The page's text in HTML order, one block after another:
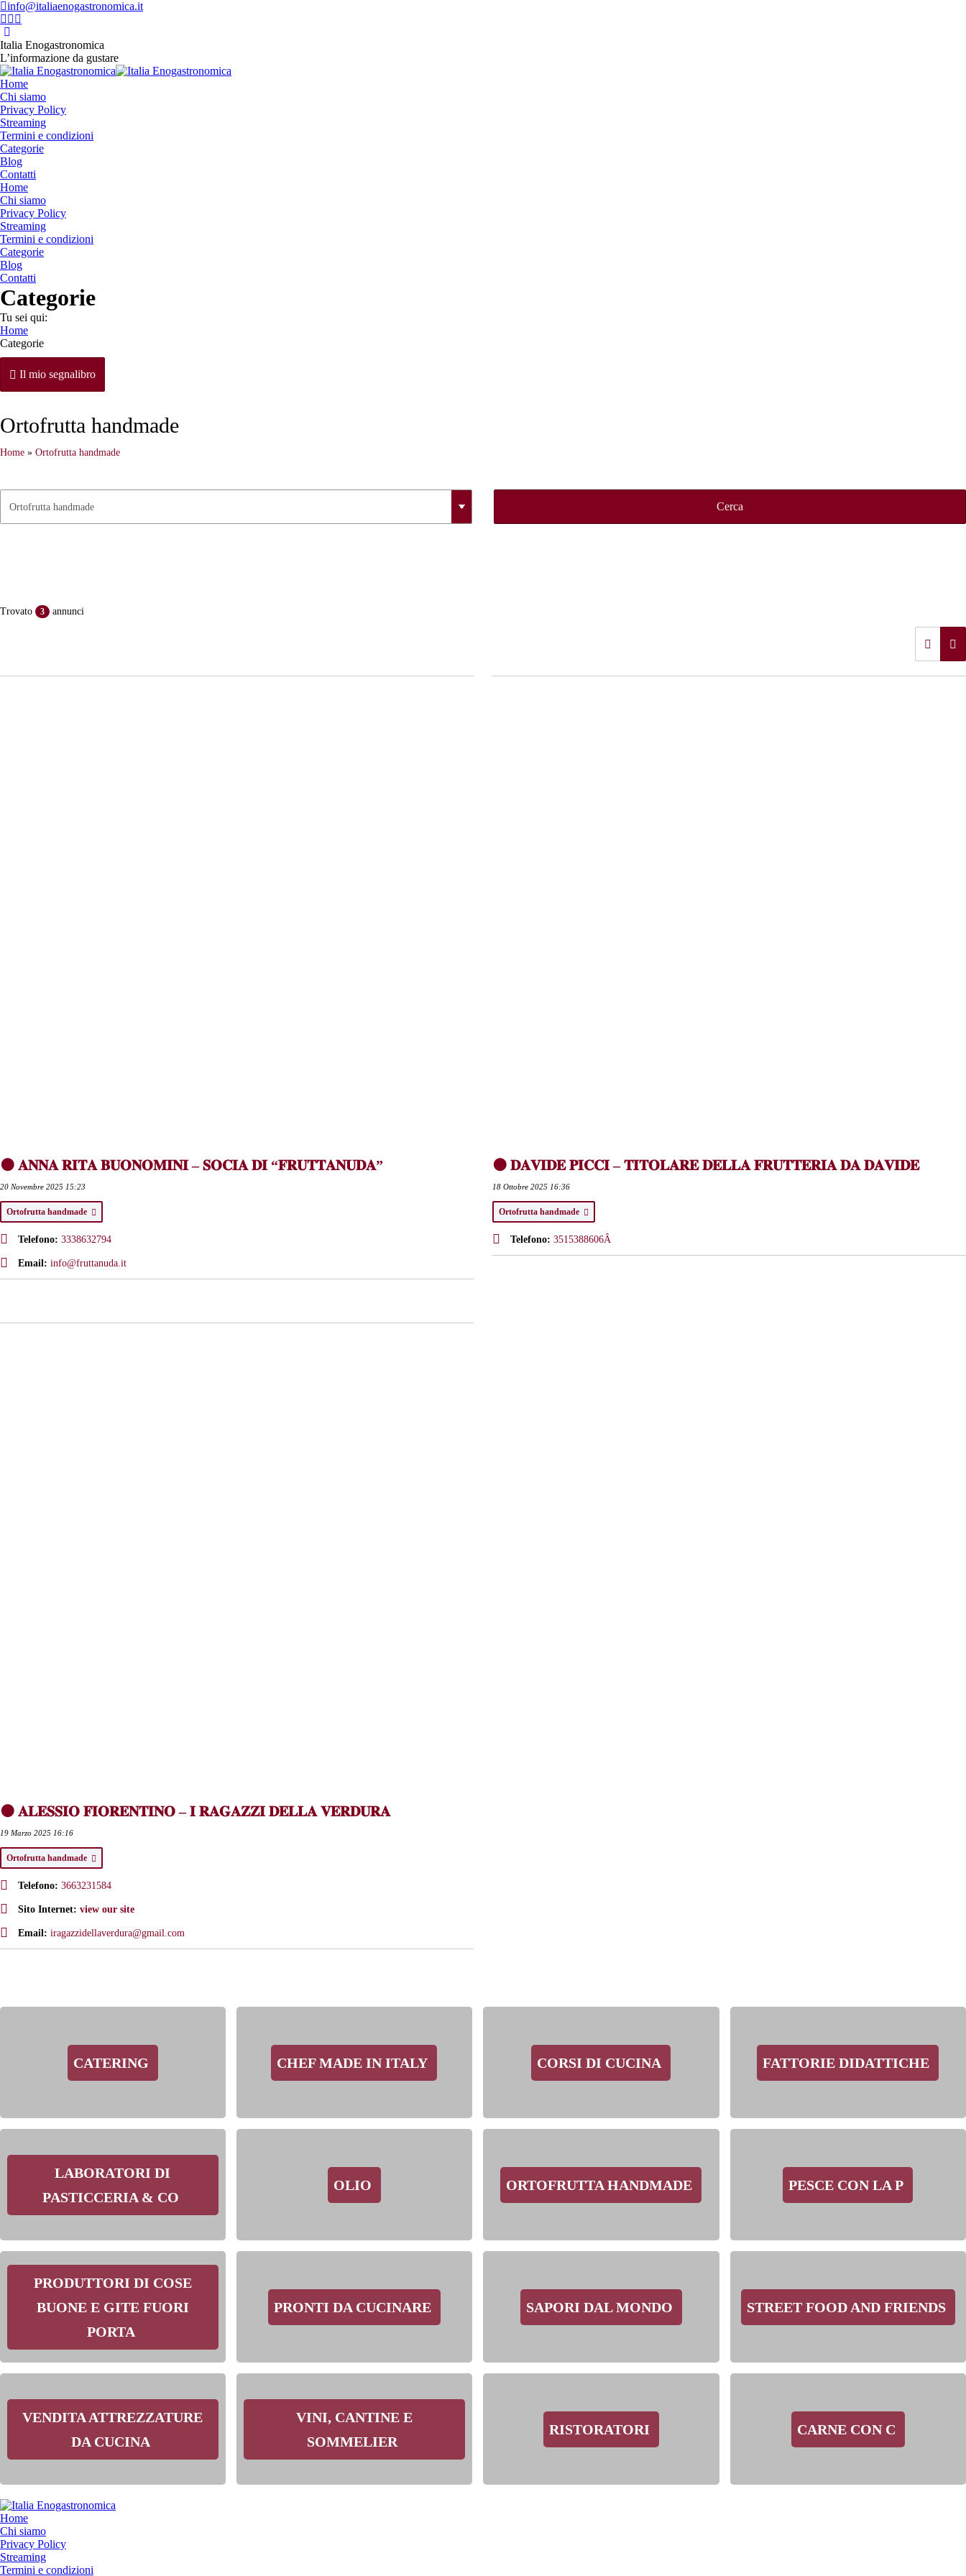
Vai
ai
contenuti
info@italiaenogastronomica.it
Facebook
page
opens
in
new
window
Instagram
opens
in
new
window
opens
in
new
window
Italia Enogastronomica
L’informazione da gustare
Home
Chi siamo
Privacy Policy
Streaming
Termini e condizioni
Categorie
Blog
Contatti
Home
Chi siamo
Privacy Policy
Streaming
Termini e condizioni
Categorie
Blog
Contatti
Categorie
Tu sei qui:
Home
Categorie
Il mio segnalibro
Ortofrutta handmade
Home » Ortofrutta handmade
Trovato 3 annunci
🟠 𝐀𝐍𝐍𝐀 𝐑𝐈𝐓𝐀 𝐁𝐔𝐎𝐍𝐎𝐌𝐈𝐍𝐈 – 𝐒𝐎𝐂𝐈𝐀 𝐃𝐈 “𝐅𝐑𝐔𝐓𝐓𝐀𝐍𝐔𝐃𝐀”
20 Novembre 2025 15:23
Ortofrutta handmade
Telefono: 3338632794
Email: info@fruttanuda.it
🟠 𝐃𝐀𝐕𝐈𝐃𝐄 𝐏𝐈𝐂𝐂𝐈 – 𝐓𝐈𝐓𝐎𝐋𝐀𝐑𝐄 𝐃𝐄𝐋𝐋𝐀 𝐅𝐑𝐔𝐓𝐓𝐄𝐑𝐈𝐀 𝐃𝐀 𝐃𝐀𝐕𝐈𝐃𝐄
18 Ottobre 2025 16:36
Ortofrutta handmade
Telefono: 3515388606Â
🟠 𝐀𝐋𝐄𝐒𝐒𝐈𝐎 𝐅𝐈𝐎𝐑𝐄𝐍𝐓𝐈𝐍𝐎 – 𝐈 𝐑𝐀𝐆𝐀𝐙𝐙𝐈 𝐃𝐄𝐋𝐋𝐀 𝐕𝐄𝐑𝐃𝐔𝐑𝐀
19 Marzo 2025 16:16
Ortofrutta handmade
Telefono: 3663231584
Sito Internet: view our site
Email: iragazzidellaverdura@gmail.com
CATERING CHEF MADE IN ITALY CORSI DI CUCINA FATTORIE DIDATTICHE
LABORATORI DI
PASTICCERIA & CO
OLIO ORTOFRUTTA HANDMADE PESCE CON LA P
PRODUTTORI DI COSE
BUONE E GITE FUORI
PORTA
PRONTI DA CUCINARE SAPORI DAL MONDO STREET FOOD AND FRIENDS
VENDITA ATTREZZATURE
DA CUCINA
VINI, CANTINE E
SOMMELIER
RISTORATORI CARNE CON C
Home
Chi siamo
Privacy Policy
Streaming
Termini e condizioni